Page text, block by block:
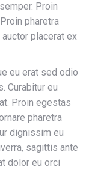
Proin
pharetra
placerat ex
eu erat sed odio
Curabitur eu
Proin egestas
pharetra
dignissim eu
sagittis ante
dolor eu orci